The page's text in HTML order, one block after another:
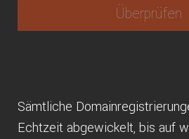
Sämtliche
Echtzeit abgewickelt, bis auf